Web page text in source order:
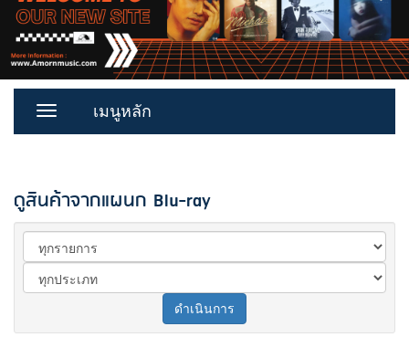
Toggle
เมนูหลัก
ดูสินค้าจากแผนก Blu-ray
ดำเนินการ